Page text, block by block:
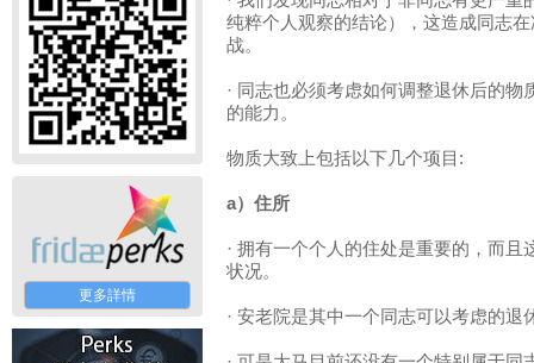
更多詳情
纯粹个人观察的结论），这造成同志
战。
· 同志也必须考虑如何调整退休后的
的能力。
物质大致上包括以下几个项目:
a）住所
· 拥有一个个人的住处是重要的，而
状况。
· 安老院是其中一个同志可以考虑的退